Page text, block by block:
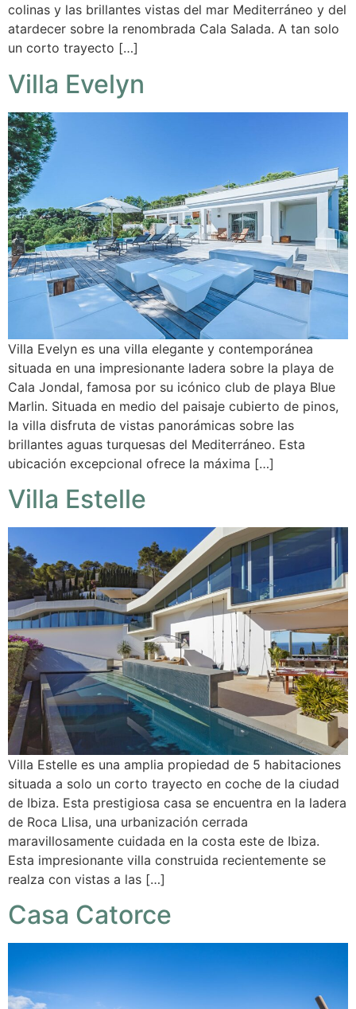
colinas y las brillantes vistas del mar Mediterráneo y del
atardecer sobre la renombrada Cala Salada. A tan solo
un corto trayecto […]
Villa Evelyn
Villa Evelyn es una villa elegante y contemporánea
situada en una impresionante ladera sobre la playa de
Cala Jondal, famosa por su icónico club de playa Blue
Marlin. Situada en medio del paisaje cubierto de pinos,
la villa disfruta de vistas panorámicas sobre las
brillantes aguas turquesas del Mediterráneo. Esta
ubicación excepcional ofrece la máxima […]
Villa Estelle
Villa Estelle es una amplia propiedad de 5 habitaciones
situada a solo un corto trayecto en coche de la ciudad
de Ibiza. Esta prestigiosa casa se encuentra en la ladera
de Roca Llisa, una urbanización cerrada
maravillosamente cuidada en la costa este de Ibiza.
Esta impresionante villa construida recientemente se
realza con vistas a las […]
Casa Catorce